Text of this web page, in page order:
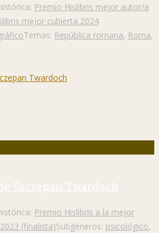
Premio Hislibris mejor autor/a
mejor cubierta 2024
Temas: República romana, Roma,
Szczepan Twardoch
Premio Hislibris a la mejor
(finalista)Subgéneros: psicológico,